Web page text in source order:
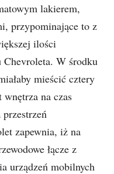
lakierem,
przypominające to z
ilości
Chevroleta. W środku
mieścić cztery
na czas
zapewnia, iż na
łącze z
urządzeń mobilnych